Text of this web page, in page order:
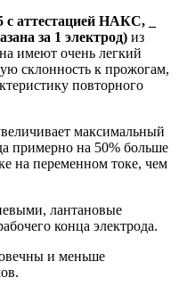
аттестацией НАКС, _
за 1 электрод) из
имеют очень легкий
склонность к прожогам,
повторного
максимальный
примерно на 50% больше
на переменном токе, чем
лантановые
конца электрода.
и меньше